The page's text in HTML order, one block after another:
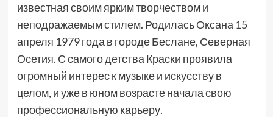
известная своим ярким творчеством и
неподражаемым стилем. Родилась Оксана 15
апреля 1979 года в городе Беслане, Северная
Осетия. С самого детства Краски проявила
огромный интерес к музыке и искусству в
целом, и уже в юном возрасте начала свою
профессиональную карьеру.